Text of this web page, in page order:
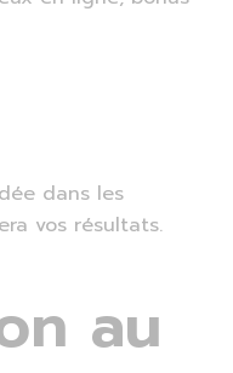
dans les
vos résultats.
au